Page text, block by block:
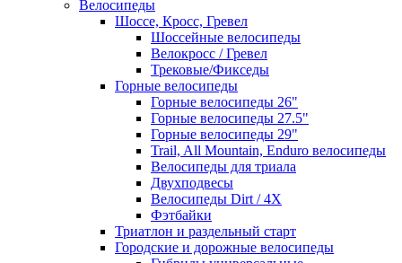
Велосипеды
Шоссе, Кросс, Гревел
Шоссейные велосипеды
Велокросс / Гревел
Трековые/Фикседы
Горные велосипеды
Горные велосипеды 26"
Горные велосипеды 27.5"
Горные велосипеды 29"
Trail, All Mountain, Enduro велосипеды
Велосипеды для триала
Двухподвесы
Велосипеды Dirt / 4X
Фэтбайки
Триатлон и раздельный старт
Городские и дорожные велосипеды